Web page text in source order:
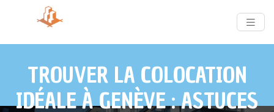
TROUVER LA COLOCATION
IDÉALE À GENÈVE : ASTUCES